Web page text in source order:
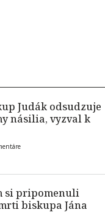
Judák odsudzuje
násilia, vyzval k
si pripomenuli
biskupa Jána